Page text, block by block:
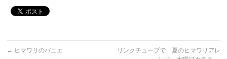
← ヒマワリのパニエ
リンクチューブで 夏のヒマワリアレ